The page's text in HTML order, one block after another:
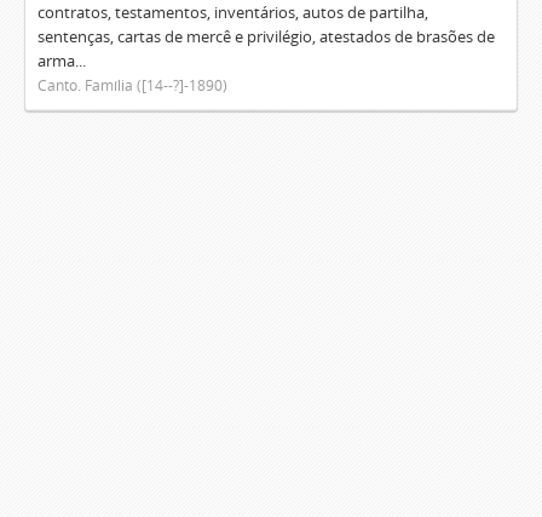
contratos, testamentos, inventários, autos de partilha,
sentenças, cartas de mercê e privilégio, atestados de brasões de
arma...
Canto. Família ([14--?]-1890)